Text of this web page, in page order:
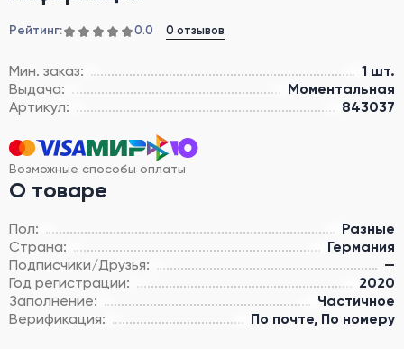
Рейтинг: 0.0 0 отзывов
Мин. заказ:
1 шт.
Выдача:
Моментальная
Артикул:
843037
Возможные способы оплаты
О товаре
Пол:
Разные
Страна:
Германия
Подписчики/Друзья:
—
Год регистрации:
2020
Заполнение:
Частичное
Верификация:
По почте, По номеру